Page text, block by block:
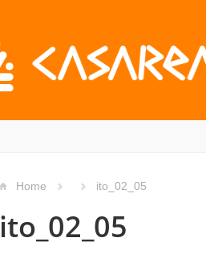
Home ito_02_05
ito_02_05